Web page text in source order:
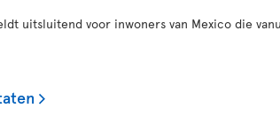
uitsluitend voor inwoners van Mexico die